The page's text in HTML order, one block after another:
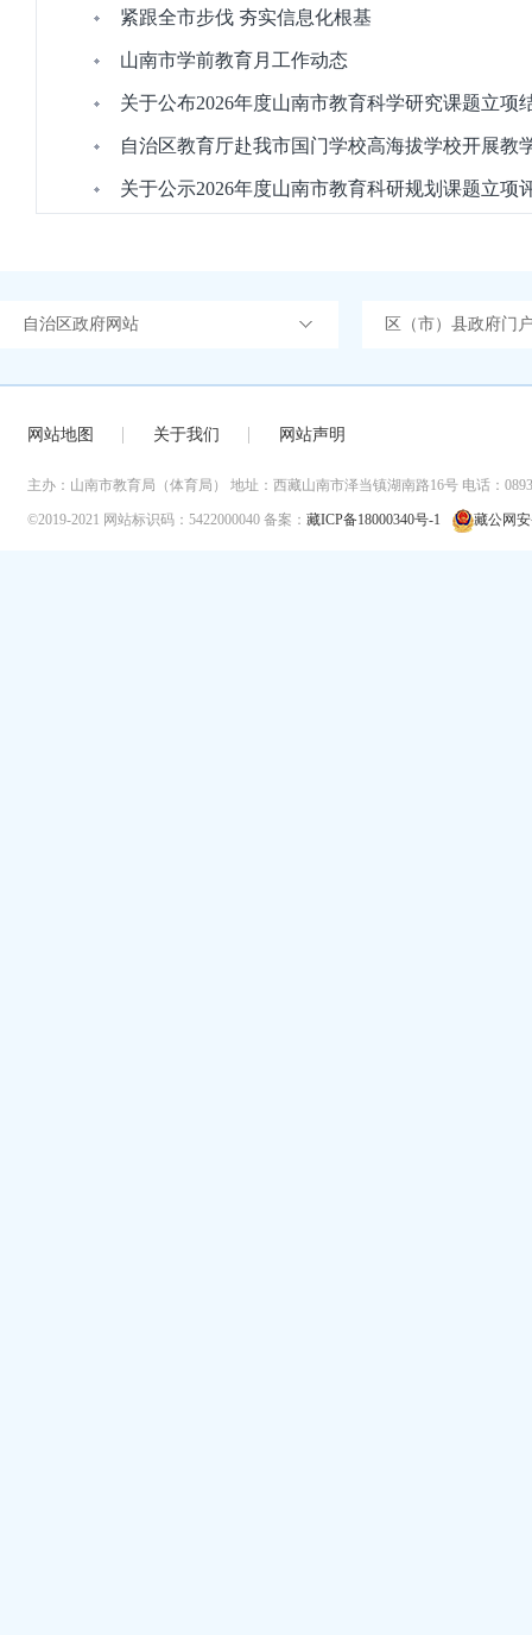
紧跟全市步伐 夯实信息化根基
山南市学前教育月工作动态
关于公布2026年度山南市教育科学研究课题立项
自治区教育厅赴我市国门学校高海拔学校开展教
关于公示2026年度山南市教育科研规划课题立项
自治区政府网站 区（市）县政府门
网站地图 关于我们 网站声明
主办：山南市教育局（体育局） 地址：西藏山南市泽当镇湖南路16号 电话：
©2019-2021 网站标识码：5422000040 备案： 藏ICP备18000340号-1 藏公网安